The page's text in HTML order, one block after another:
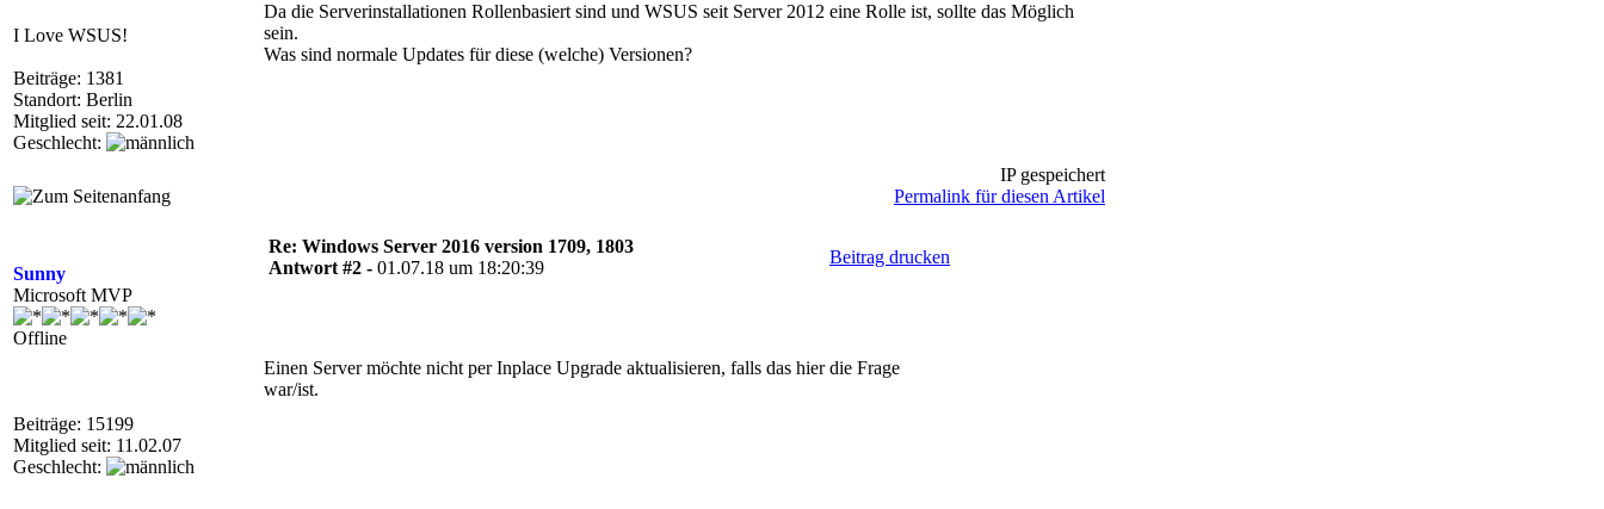
I Love WSUS!
Beiträge: 1381
Standort: Berlin
Mitglied seit: 22.01.08
Geschlecht:
Da die Serverinstallationen Rollenbasiert sind und WSUS seit Server 2012 eine Rolle ist, sollte das Möglich
sein.
Was sind normale Updates für diese (welche) Versionen?
IP gespeichert
Permalink für diesen Artikel
Sunny
Microsoft MVP
Offline
Beiträge: 15199
Mitglied seit: 11.02.07
Geschlecht:
Re: Windows Server 2016 version 1709, 1803
Antwort #2 - 01.07.18 um 18:20:39
Beitrag drucken
Einen Server möchte nicht per Inplace Upgrade aktualisieren, falls das hier die Frage
war/ist.